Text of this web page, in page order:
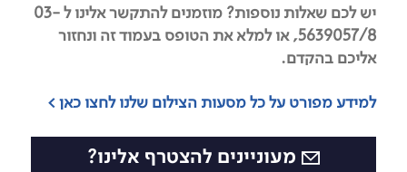
יש לכם שאלות נוספות? מוזמנים להתקשר אלינו ל 03-
5639057/8, או למלא את הטופס בעמוד זה ונחזור
אליכם בהקדם.
למידע מפורט על כל מסעות הצילום שלנו לחצו כאן >
מעוניינים להצטרף אלינו?